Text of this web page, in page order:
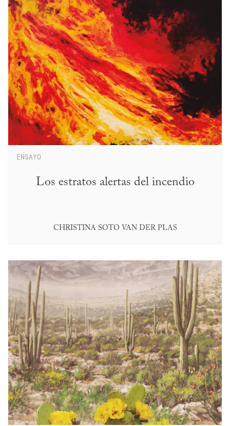
ENSAYO
Los estratos alertas del incendio
CHRISTINA SOTO VAN DER PLAS